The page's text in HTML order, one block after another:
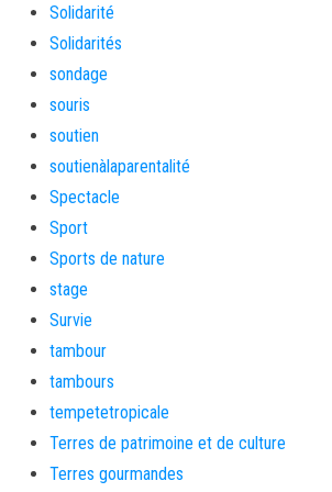
Solidarité
Solidarités
sondage
souris
soutien
soutienàlaparentalité
Spectacle
Sport
Sports de nature
stage
Survie
tambour
tambours
tempetetropicale
Terres de patrimoine et de culture
Terres gourmandes